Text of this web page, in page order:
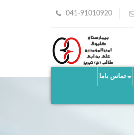
041-91010920
تماس باما